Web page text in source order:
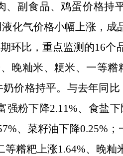
、副食品、鸡蛋价格持
化气价格小幅上涨，成
环比，重点监测的16个
晚籼米、粳米、一等
价格持平。与去年同比
强粉下降2.11%、食盐
、菜籽油下降0.25%
糌粑上涨1.64%、晚籼